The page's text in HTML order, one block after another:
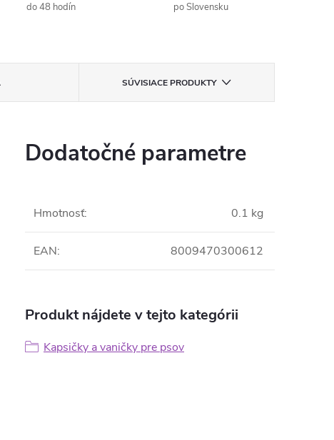
do 48 hodín po Slovensku
SÚVISIACE PRODUKTY
Dodatočné parametre
Hmotnosť: 0.1 kg
EAN: 8009470300612
Produkt nájdete v tejto kategórii
Kapsičky a vaničky pre psov